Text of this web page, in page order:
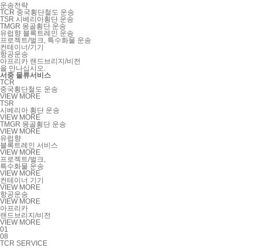
운송전략
TCR 중국횡단철도 운송
TSR 시베리아횡단 운송
TMGR 몽골횡단 운송
유럽향 블록트레인 운송
프로젝트/벌크, 특수화물 운송
컨테이너/기기
항공운송
아프리카 랜드브리지/비전
을 만나십시오.
서중 물류서비스
TCR
중국횡단철도 운송
VIEW MORE
TSR
시베리아 횡단 운송
VIEW MORE
TMGR 몽골횡단 운송
VIEW MORE
유럽향
블록트레인 서비스
VIEW MORE
프로젝트/벌크,
특수화물 운송
VIEW MORE
컨테이너 기기
VIEW MORE
항공운송
VIEW MORE
아프리카
랜드브리지/비전
VIEW MORE
01
08
TCR SERVICE